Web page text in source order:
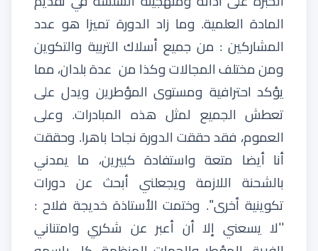
المادة العلمية. وما زاد الدورة تميزا هو عدد
المشاركين : من جميع أسلاك التربية والتكوين
ومنمختلفالمجالاتوكذامن عدةبلدان،مما
يؤكد احترافية ومستوى المؤطرين ويدل على
تعطش الجميع لمثل هذه المبادرات. وعلى
العموم، فقدحققتالدورةنجاحا باهرا. وحققت
أنا أيضا متعة واستفادة كبيرين، ما يمدني
بالشحنة اللازمة ويجعلني أبحث عن دورات
تكوينية أخرى''. وختمت الأستاذة خديجة فلاح :
''لا يسعني إلا أن أعبر عن شكري وامتناني